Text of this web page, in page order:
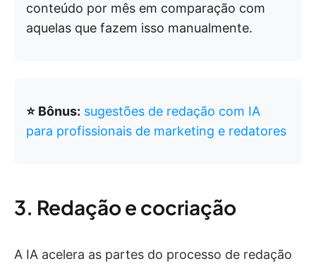
conteúdo por mês em comparação com
aquelas que fazem isso manualmente.
⭐ Bônus: sugestões de redação com IA
para profissionais de marketing e redatores
3. Redação e cocriação
A IA acelera as partes do processo de redação